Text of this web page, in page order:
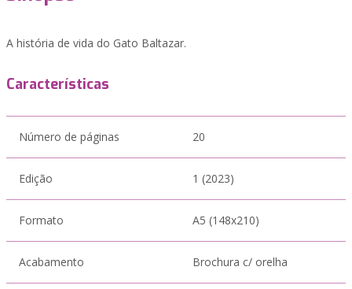
A história de vida do Gato Baltazar.
Características
Número de páginas 20
Edição 1 (2023)
Formato A5 (148x210)
Acabamento Brochura c/ orelha